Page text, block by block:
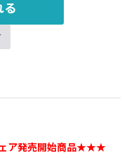
る
ア発売開始商品★★★